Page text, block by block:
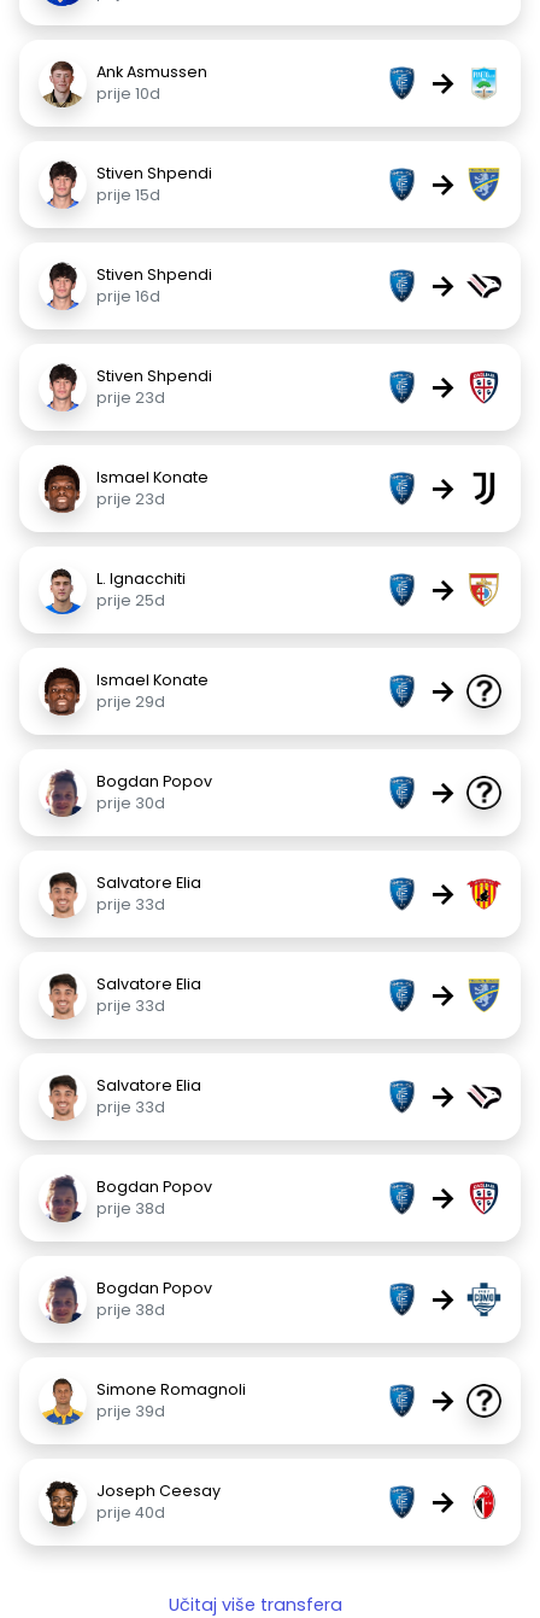
Ank Asmussen
prije 10d
→
Stiven Shpendi
prije 15d
→
Stiven Shpendi
prije 16d
→
Stiven Shpendi
prije 23d
→
Ismael Konate
prije 23d
→
L. Ignacchiti
prije 25d
→
Ismael Konate
prije 29d
→
Bogdan Popov
prije 30d
→
Salvatore Elia
prije 33d
→
Salvatore Elia
prije 33d
→
Salvatore Elia
prije 33d
→
Bogdan Popov
prije 38d
→
Bogdan Popov
prije 38d
→
Simone Romagnoli
prije 39d
→
Joseph Ceesay
prije 40d
→
Učitaj više transfera